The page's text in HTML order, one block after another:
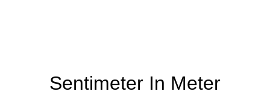
Sentimeter In Meter